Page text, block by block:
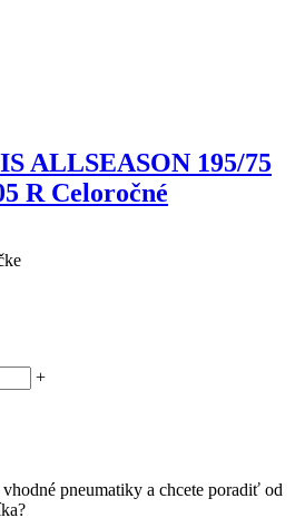
ALLSEASON 195/75
R Celoročné
+
pneumatiky a chcete poradiť od